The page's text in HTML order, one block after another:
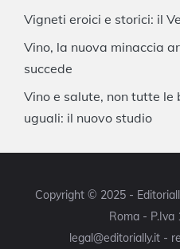
Vigneti eroici e storici: il
Vino, la nuova minaccia
succede
Vino e salute, non tutte le
uguali: il nuovo studio
Copyright © 2025 -
Roma - P.Iva
legal@editorially.it -